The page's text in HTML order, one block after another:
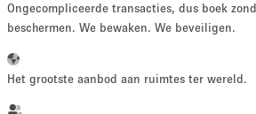
10 m²
~ 13 mensen
Ongecompliceerde transacties, dus boek
beschermen. We bewaken. We beveiligen.
Het grootste aanbod aan ruimtes ter wereld.